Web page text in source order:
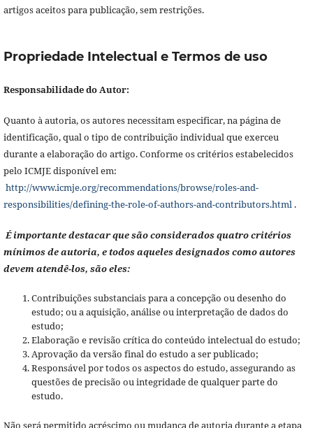
artigos aceitos para publicação, sem restrições.
Propriedade Intelectual e Termos de uso
Responsabilidade do Autor:
Quanto à autoria, os autores necessitam especificar, na página de
identificação, qual o tipo de contribuição individual que exerceu
durante a elaboração do artigo. Conforme os critérios estabelecidos
pelo ICMJE disponível em:
http://www.icmje.org/recommendations/browse/roles-and-
responsibilities/defining-the-role-of-authors-and-contributors.html.
É importante destacar que são considerados quatro critérios
mínimos de autoria, e todos aqueles designados como autores
devem atendê-los, são eles:
Contribuições substanciais para a concepção ou desenho do
estudo; ou a aquisição, análise ou interpretação de dados do
estudo;
Elaboração e revisão crítica do conteúdo intelectual do estudo;
Aprovação da versão final do estudo a ser publicado;
Responsável por todos os aspectos do estudo, assegurando as
questões de precisão ou integridade de qualquer parte do
estudo.
Não será permitido acréscimo ou mudança de autoria durante a etapa